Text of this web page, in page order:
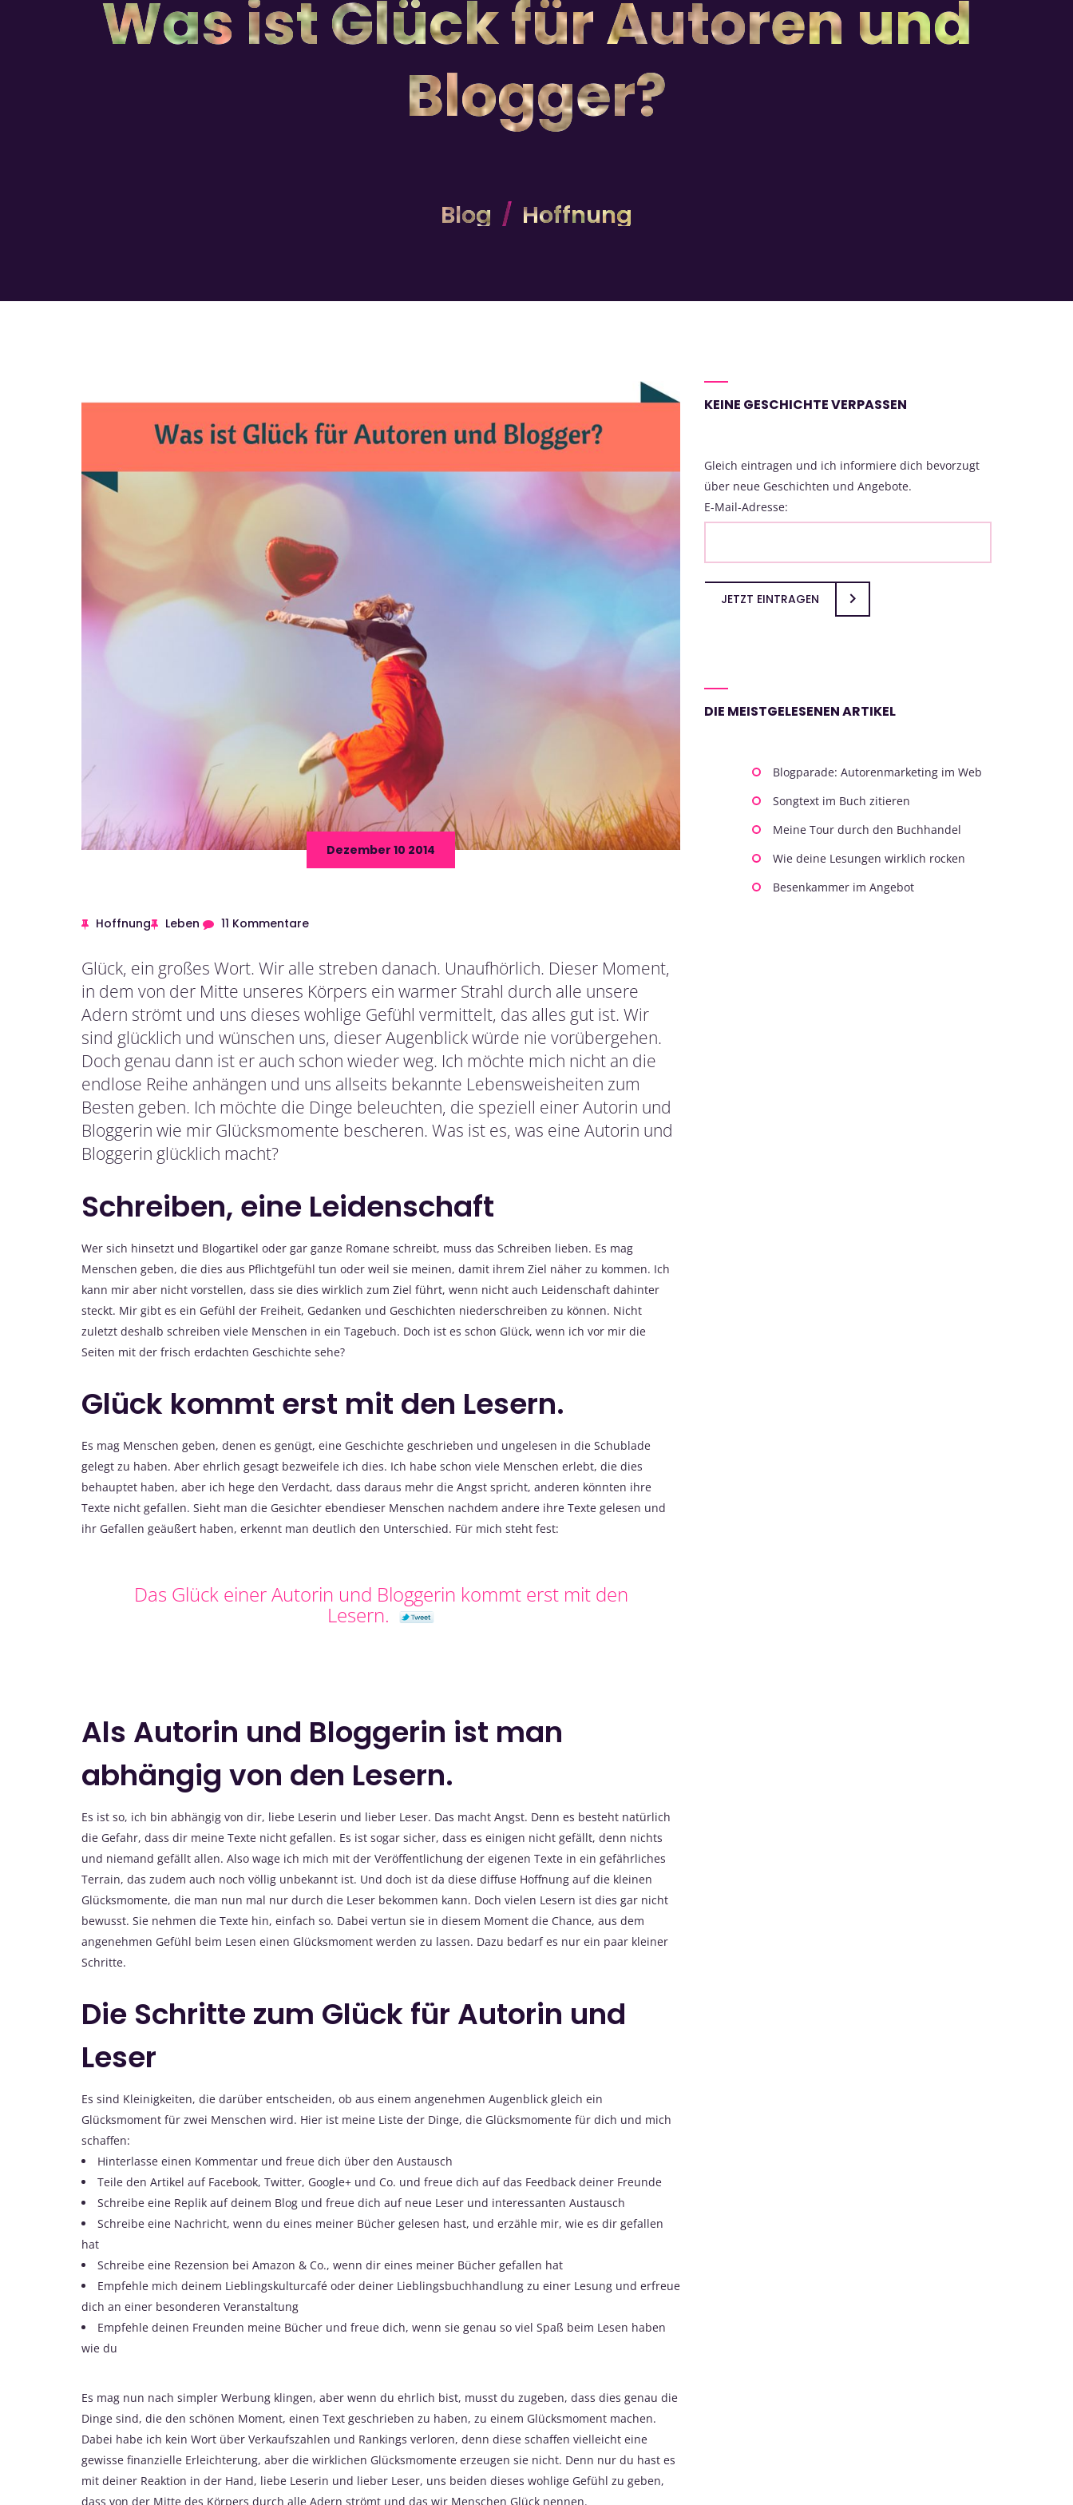
Was ist Glück für Autoren und
Blogger?
Blog Hoffnung
Dezember 10 2014
Hoffnung Leben 11 Kommentare
Glück, ein großes Wort. Wir alle streben danach. Unaufhörlich. Dieser Moment,
in dem von der Mitte unseres Körpers ein warmer Strahl durch alle unsere
Adern strömt und uns dieses wohlige Gefühl vermittelt, das alles gut ist. Wir
sind glücklich und wünschen uns, dieser Augenblick würde nie vorübergehen.
Doch genau dann ist er auch schon wieder weg. Ich möchte mich nicht an die
endlose Reihe anhängen und uns allseits bekannte Lebensweisheiten zum
Besten geben. Ich möchte die Dinge beleuchten, die speziell einer Autorin und
Bloggerin wie mir Glücksmomente bescheren. Was ist es, was eine Autorin und
Bloggerin glücklich macht?
Schreiben, eine Leidenschaft
Wer sich hinsetzt und Blogartikel oder gar ganze Romane schreibt, muss das Schreiben lieben. Es mag
Menschen geben, die dies aus Pflichtgefühl tun oder weil sie meinen, damit ihrem Ziel näher zu kommen. Ich
kann mir aber nicht vorstellen, dass sie dies wirklich zum Ziel führt, wenn nicht auch Leidenschaft dahinter
steckt. Mir gibt es ein Gefühl der Freiheit, Gedanken und Geschichten niederschreiben zu können. Nicht
zuletzt deshalb schreiben viele Menschen in ein Tagebuch. Doch ist es schon Glück, wenn ich vor mir die
Seiten mit der frisch erdachten Geschichte sehe?
Glück kommt erst mit den Lesern.
Es mag Menschen geben, denen es genügt, eine Geschichte geschrieben und ungelesen in die Schublade
gelegt zu haben. Aber ehrlich gesagt bezweifele ich dies. Ich habe schon viele Menschen erlebt, die dies
behauptet haben, aber ich hege den Verdacht, dass daraus mehr die Angst spricht, anderen könnten ihre
Texte nicht gefallen. Sieht man die Gesichter ebendieser Menschen nachdem andere ihre Texte gelesen und
ihr Gefallen geäußert haben, erkennt man deutlich den Unterschied. Für mich steht fest:
Das Glück einer Autorin und Bloggerin kommt erst mit den
Lesern.
Als Autorin und Bloggerin ist man
abhängig von den Lesern.
Es ist so, ich bin abhängig von dir, liebe Leserin und lieber Leser. Das macht Angst. Denn es besteht natürlich
die Gefahr, dass dir meine Texte nicht gefallen. Es ist sogar sicher, dass es einigen nicht gefällt, denn nichts
und niemand gefällt allen. Also wage ich mich mit der Veröffentlichung der eigenen Texte in ein gefährliches
Terrain, das zudem auch noch völlig unbekannt ist. Und doch ist da diese diffuse Hoffnung auf die kleinen
Glücksmomente, die man nun mal nur durch die Leser bekommen kann. Doch vielen Lesern ist dies gar nicht
bewusst. Sie nehmen die Texte hin, einfach so. Dabei vertun sie in diesem Moment die Chance, aus dem
angenehmen Gefühl beim Lesen einen Glücksmoment werden zu lassen. Dazu bedarf es nur ein paar kleiner
Schritte.
Die Schritte zum Glück für Autorin und
Leser
Es sind Kleinigkeiten, die darüber entscheiden, ob aus einem angenehmen Augenblick gleich ein
Glücksmoment für zwei Menschen wird. Hier ist meine Liste der Dinge, die Glücksmomente für dich und mich
schaffen:
Hinterlasse einen Kommentar und freue dich über den Austausch
Teile den Artikel auf Facebook, Twitter, Google+ und Co. und freue dich auf das Feedback deiner Freunde
Schreibe eine Replik auf deinem Blog und freue dich auf neue Leser und interessanten Austausch
Schreibe eine Nachricht, wenn du eines meiner Bücher gelesen hast, und erzähle mir, wie es dir gefallen
hat
Schreibe eine Rezension bei Amazon & Co., wenn dir eines meiner Bücher gefallen hat
Empfehle mich deinem Lieblingskulturcafé oder deiner Lieblingsbuchhandlung zu einer Lesung und erfreue
dich an einer besonderen Veranstaltung
Empfehle deinen Freunden meine Bücher und freue dich, wenn sie genau so viel Spaß beim Lesen haben
wie du
Es mag nun nach simpler Werbung klingen, aber wenn du ehrlich bist, musst du zugeben, dass dies genau die
Dinge sind, die den schönen Moment, einen Text geschrieben zu haben, zu einem Glücksmoment machen.
Dabei habe ich kein Wort über Verkaufszahlen und Rankings verloren, denn diese schaffen vielleicht eine
gewisse finanzielle Erleichterung, aber die wirklichen Glücksmomente erzeugen sie nicht. Denn nur du hast es
mit deiner Reaktion in der Hand, liebe Leserin und lieber Leser, uns beiden dieses wohlige Gefühl zu geben,
dass von der Mitte des Körpers durch alle Adern strömt und das wir Menschen Glück nennen.
KEINE GESCHICHTE VERPASSEN
Gleich eintragen und ich informiere dich bevorzugt
über neue Geschichten und Angebote.
E-Mail-Adresse:
JETZT EINTRAGEN
DIE MEISTGELESENEN ARTIKEL
Blogparade: Autorenmarketing im Web
Songtext im Buch zitieren
Meine Tour durch den Buchhandel
Wie deine Lesungen wirklich rocken
Besenkammer im Angebot